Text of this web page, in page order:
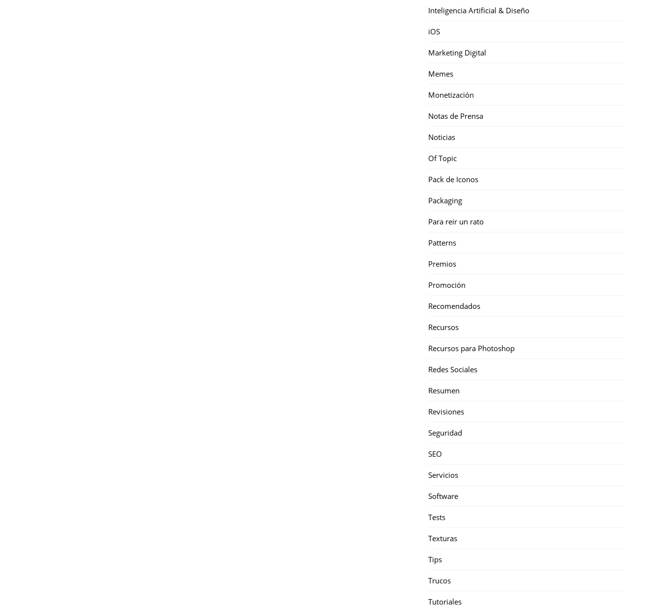
Inteligencia Artificial & Diseño
iOS
Marketing Digital
Memes
Monetización
Notas de Prensa
Noticias
Of Topic
Pack de Iconos
Packaging
Para reir un rato
Patterns
Premios
Promoción
Recomendados
Recursos
Recursos para Photoshop
Redes Sociales
Resumen
Revisiones
Seguridad
SEO
Servicios
Software
Tests
Texturas
Tips
Trucos
Tutoriales